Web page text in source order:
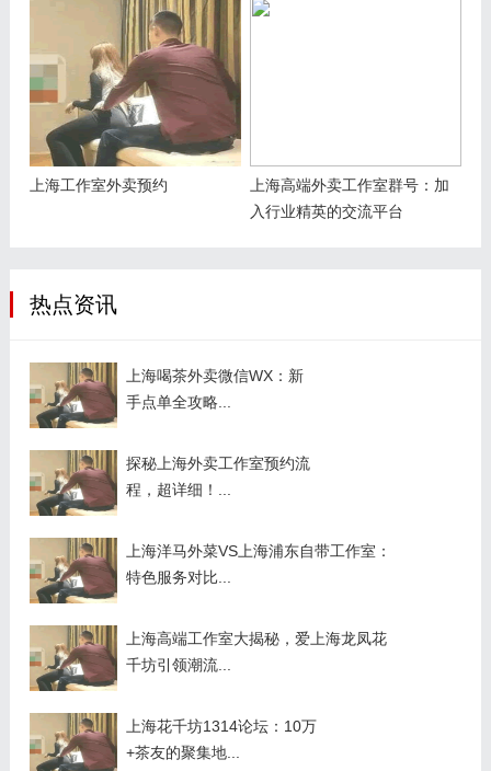
上海工作室外卖预约
上海高端外卖工作室群号：加
入行业精英的交流平台
热点资讯
上海喝茶外卖微信WX：新
手点单全攻略...
探秘上海外卖工作室预约流
程，超详细！...
上海洋马外菜VS上海浦东自带工作室：
特色服务对比...
上海高端工作室大揭秘，爱上海龙凤花
千坊引领潮流...
上海花千坊1314论坛：10万
+茶友的聚集地...